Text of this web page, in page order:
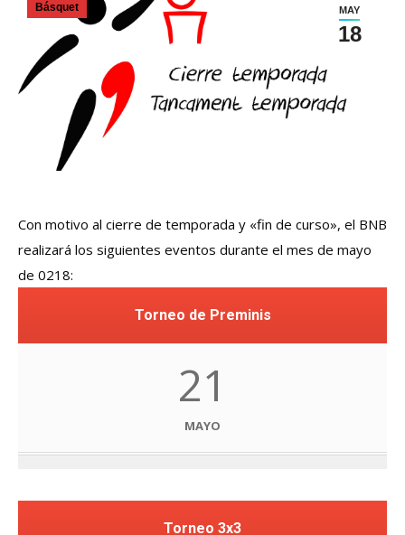
MAY
18
Básquet
Con motivo al cierre de temporada y «fin de curso», el BNB
realizará los siguientes eventos durante el mes de mayo
de 0218:
Torneo de Preminis
21
MAYO
Torneo 3x3